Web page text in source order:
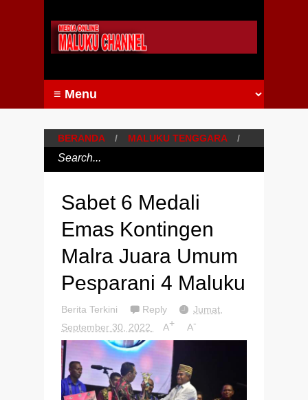
BERANDA / MALUKU TENGGARA /
Sabet 6 Medali
Emas Kontingen
Malra Juara Umum
Pesparani 4 Maluku
Berita Terkini Reply
Jumat,
September 30, 2022
A+ A-